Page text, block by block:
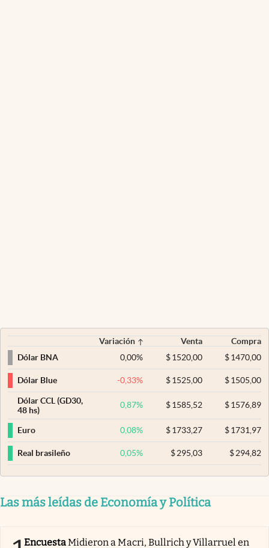
Variación Venta
Compra
Dólar BNA
0,00% $ 1520,00 $1470,00
Dólar Blue -0,33% $ 1525,00 $1505,00
Dólar CCL (GD30,
48 hs)
0,87% $ 1585,52 $1576,89
Euro 0,08% $ 1733,27 $1731,97
Real brasileño 0,05% $ 295,03 $294,82
Las más leídas de Economía y Política
EncuestaMidieron a Macri, Bullrich y Villarruel en